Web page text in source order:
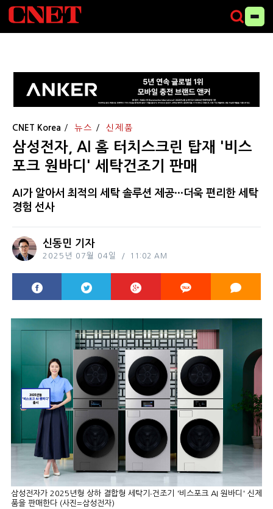
CNET Korea 뉴스 신제품
삼성전자, AI 홈 터치스크린 탑재 '비스
포크 원바디' 세탁건조기 판매
AI가 알아서 최적의 세탁 솔루션 제공···더욱 편리한 세탁
경험 선사
신동민 기자
2025년 07월 04일 11:02 AM
삼성전자가 2025년형 상하 결합형 세탁기∙건조기 '비스포크 AI 원바디' 신제
품을 판매한다 (사진=삼성전자)